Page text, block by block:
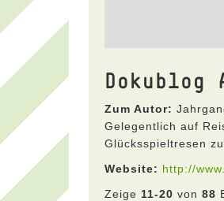
Dokublog
Zum Autor:
Gelegentlich auf
Glücksspieltresen zu
Website: http://
Zeige 11-20 von 88